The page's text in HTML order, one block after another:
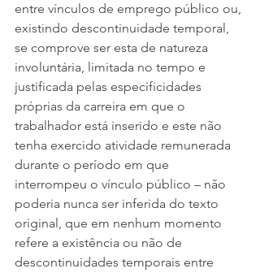
entre vínculos de emprego público ou,
existindo descontinuidade temporal,
se comprove ser esta de natureza
involuntária, limitada no tempo e
justificada pelas especificidades
próprias da carreira em que o
trabalhador está inserido e este não
tenha exercido atividade remunerada
durante o período em que
interrompeu o vínculo público – não
poderia nunca ser inferida do texto
original, que em nenhum momento
refere a existência ou não de
descontinuidades temporais entre